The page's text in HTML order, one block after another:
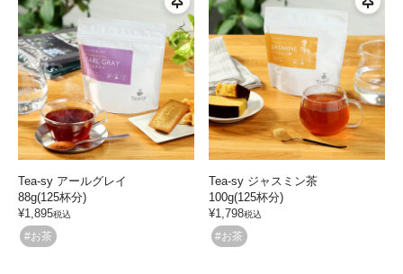
Tea-sy アールグレイ
88g(125杯分)
¥1,895税込
#お茶
Tea-sy ジャスミン茶
100g(125杯分)
¥1,798税込
#お茶